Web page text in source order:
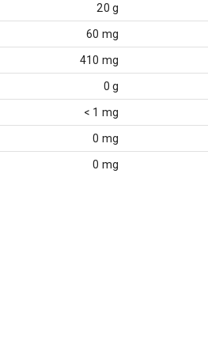
20 g
60 mg
410 mg
0 g
< 1 mg
0 mg
0 mg